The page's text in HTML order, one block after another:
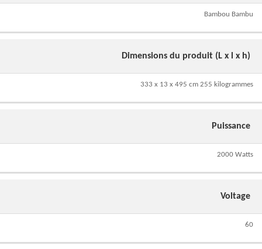
Bambou Bambu
Dimensions du produit (L x l x h)
333 x 13 x 495 cm 255 kilogrammes
Puissance
2000 Watts
Voltage
60